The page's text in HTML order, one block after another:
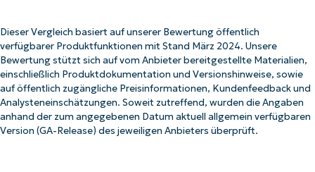
Dieser Vergleich basiert auf unserer Bewertung öffentlich
verfügbarer Produktfunktionen mit Stand März 2024. Unsere
Bewertung stützt sich auf vom Anbieter bereitgestellte Materialien,
einschließlich Produktdokumentation und Versionshinweise, sowie
auf öffentlich zugängliche Preisinformationen, Kundenfeedback und
Analysteneinschätzungen. Soweit zutreffend, wurden die Angaben
anhand der zum angegebenen Datum aktuell allgemein verfügbaren
Version (GA-Release) des jeweiligen Anbieters überprüft.